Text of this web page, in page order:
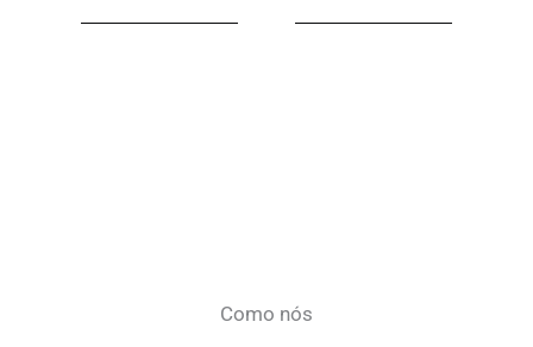
Como nós